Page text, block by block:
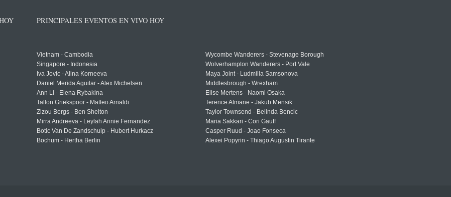
PRINCIPALES EVENTOS EN VIVO HOY
Vietnam - Cambodia
Singapore - Indonesia
Iva Jovic - Alina Korneeva
Daniel Merida Aguilar - Alex Michelsen
Ann Li - Elena Rybakina
Tallon Griekspoor - Matteo Arnaldi
Zizou Bergs - Ben Shelton
Mirra Andreeva - Leylah Annie Fernandez
Botic Van De Zandschulp - Hubert Hurkacz
Bochum - Hertha Berlin
Wycombe Wanderers - Stevenage Borough
Wolverhampton Wanderers - Port Vale
Maya Joint - Ludmilla Samsonova
Middlesbrough - Wrexham
Elise Mertens - Naomi Osaka
Terence Atmane - Jakub Mensik
Taylor Townsend - Belinda Bencic
Maria Sakkari - Cori Gauff
Casper Ruud - Joao Fonseca
Alexei Popyrin - Thiago Augustin Tirante